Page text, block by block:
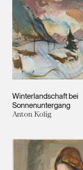
Winterlandschaft bei
Sonnenuntergang
Anton Kolig